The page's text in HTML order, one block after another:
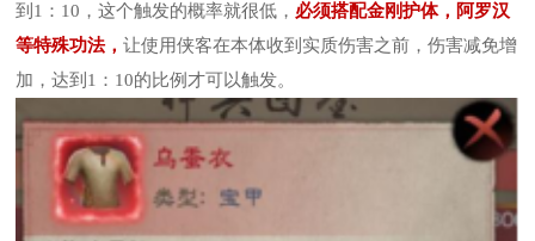
到1：10，这个触发的概率就很低， 必须搭配金刚护体，阿罗汉
等特殊功法，让使用侠客在本体收到实质伤害之前，伤害减免增
加，达到1：10的比例才可以触发。